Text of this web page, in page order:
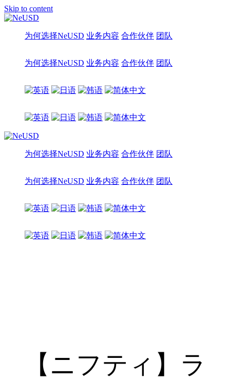
Skip to content
为何选择NeUSD 业务内容 合作伙伴 团队
为何选择NeUSD 业务内容 合作伙伴 团队
为何选择NeUSD 业务内容 合作伙伴 团队
为何选择NeUSD 业务内容 合作伙伴 团队
【ニフティ】ラ